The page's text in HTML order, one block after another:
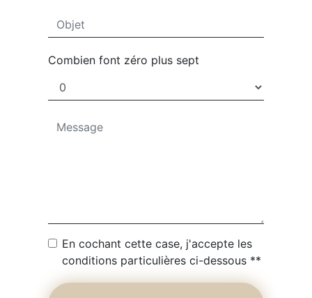
Combien font zéro plus sept
En cochant cette case, j'accepte les
conditions particulières ci-dessous **